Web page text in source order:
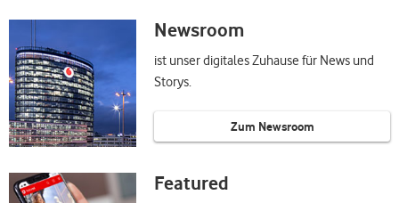
Newsroom
ist unser digitales Zuhause für News und
Storys.
Zum Newsroom
Featured